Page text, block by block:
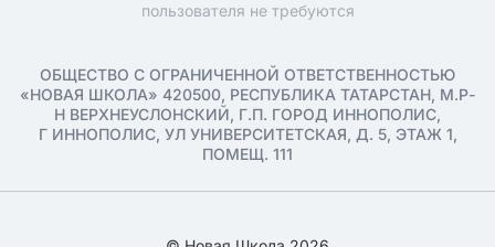
пользователя не требуются
ОБЩЕСТВО С ОГРАНИЧЕННОЙ ОТВЕТСТВЕННОСТЬЮ
«НОВАЯ ШКОЛА» 420500, РЕСПУБЛИКА ТАТАРСТАН, М.Р-
Н ВЕРХНЕУСЛОНСКИЙ, Г.П. ГОРОД ИННОПОЛИС,
Г ИННОПОЛИС, УЛ УНИВЕРСИТЕТСКАЯ, Д. 5, ЭТАЖ 1,
ПОМЕЩ. 111